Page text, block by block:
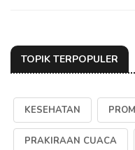
TOPIK TERPOPULER
KESEHATAN
PRAKIRAAN CUACA